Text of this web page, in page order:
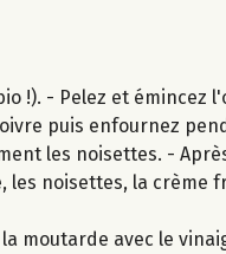
!). - Pelez et émincez
puis enfournez
les noisettes. -
noisettes, la crème
moutarde avec le